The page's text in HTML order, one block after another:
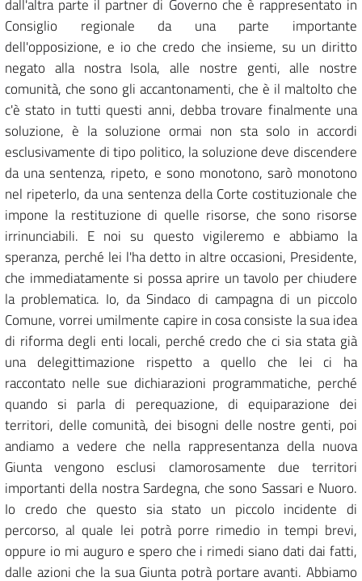
dall'altra parte il partner di Governo che è rappresentato in
Consiglio regionale da una parte importante
dell'opposizione, e io che credo che insieme, su un diritto
negato alla nostra Isola, alle nostre genti, alle nostre
comunità, che sono gli accantonamenti, che è il maltolto che
c'è stato in tutti questi anni, debba trovare finalmente una
soluzione, è la soluzione ormai non sta solo in accordi
esclusivamente di tipo politico, la soluzione deve discendere
da una sentenza, ripeto, e sono monotono, sarò monotono
nel ripeterlo, da una sentenza della Corte costituzionale che
impone la restituzione di quelle risorse, che sono risorse
irrinunciabili. E noi su questo vigileremo e abbiamo la
speranza, perché lei l'ha detto in altre occasioni, Presidente,
che immediatamente si possa aprire un tavolo per chiudere
la problematica. Io, da Sindaco di campagna di un piccolo
Comune, vorrei umilmente capire in cosa consiste la sua idea
di riforma degli enti locali, perché credo che ci sia stata già
una delegittimazione rispetto a quello che lei ci ha
raccontato nelle sue dichiarazioni programmatiche, perché
quando si parla di perequazione, di equiparazione dei
territori, delle comunità, dei bisogni delle nostre genti, poi
andiamo a vedere che nella rappresentanza della nuova
Giunta vengono esclusi clamorosamente due territori
importanti della nostra Sardegna, che sono Sassari e Nuoro.
Io credo che questo sia stato un piccolo incidente di
percorso, al quale lei potrà porre rimedio in tempi brevi,
oppure io mi auguro e spero che i rimedi siano dati dai fatti,
dalle azioni che la sua Giunta potrà portare avanti. Abbiamo